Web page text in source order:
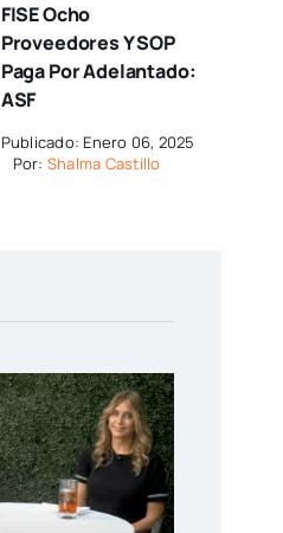
FISE Ocho
Proveedores Y SOP
Paga Por Adelantado:
ASF
Publicado: Enero 06, 2025
Por: Shalma Castillo